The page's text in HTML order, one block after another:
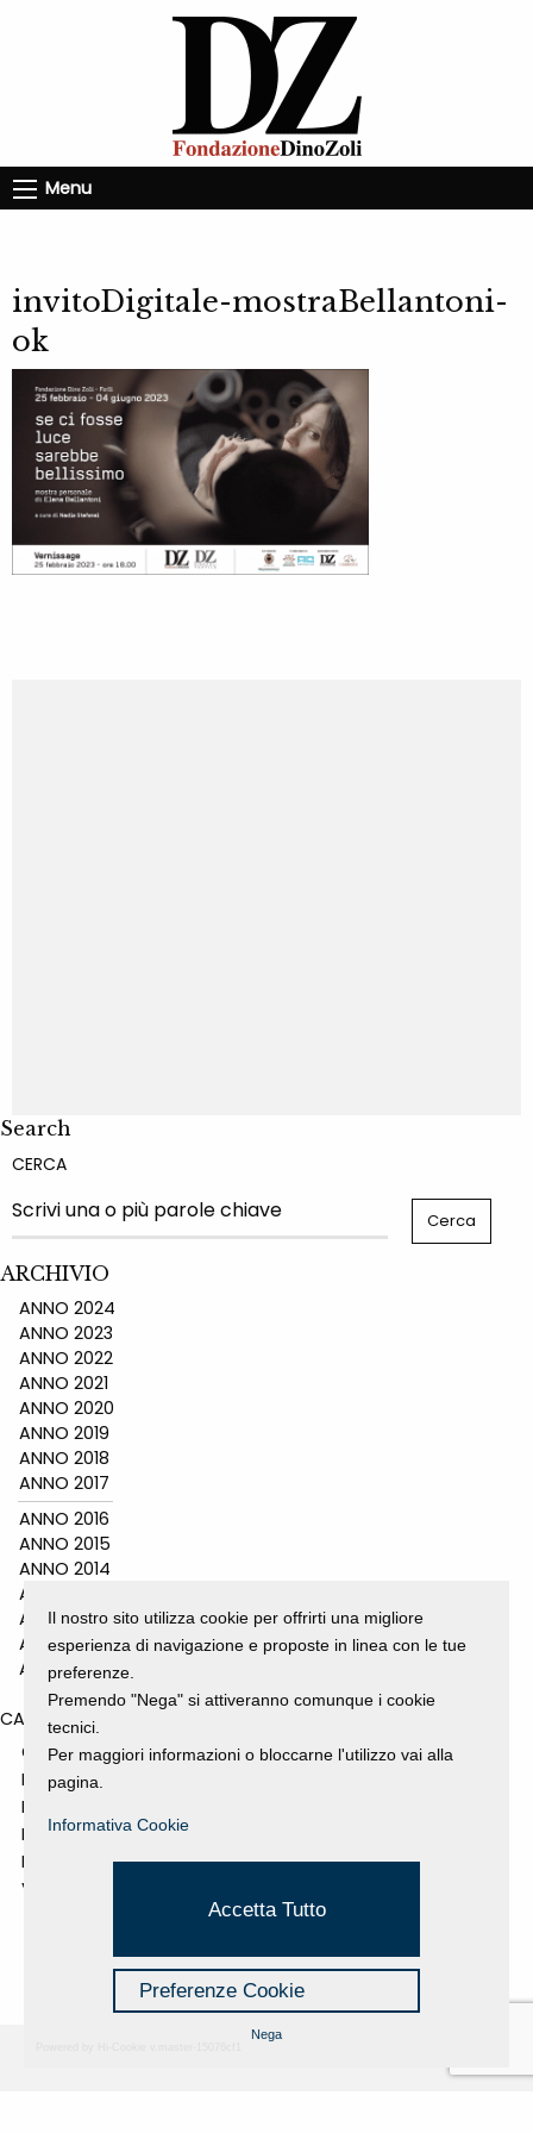
Menu
invitoDigitale-mostraBellantoni-
ok
Search
CERCA
ARCHIVIO
ANNO 2024
ANNO 2023
ANNO 2022
ANNO 2021
ANNO 2020
ANNO 2019
ANNO 2018
ANNO 2017
ANNO 2016
ANNO 2015
ANNO 2014
ANNO 2011
ANNO 2010
ANNO 2009
ANNO 2008
CATEGORIES
GALLERY
MOSTRE E EVENTI
NEWS
PROGETTI SOSTENUTI
RASSEGNA STAMPA
VIDEO
Il nostro sito utilizza cookie per offrirti una migliore
esperienza di navigazione e proposte in linea con le tue
preferenze.
Premendo "Nega" si attiveranno comunque i cookie
tecnici.
Per maggiori informazioni o bloccarne l'utilizzo vai alla
pagina.
Informativa Cookie
Accetta Tutto
Preferenze Cookie
Nega